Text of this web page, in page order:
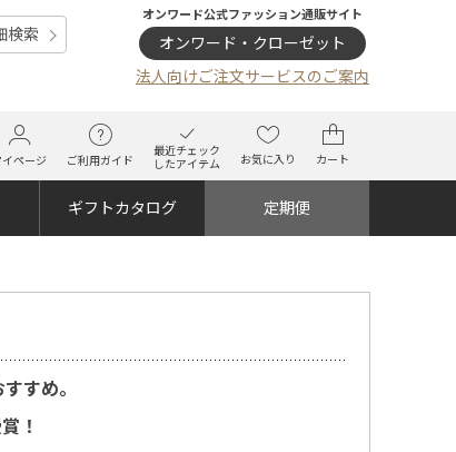
検索
オンワード公式ファッション通販サイト
オンワード・クローゼット
法人向けご注文サービスのご案内
イページ ご利用ガイド
最近チェック
したアイテム
お気に入り カート
ギフトカタログ 定期便
すめ。
！